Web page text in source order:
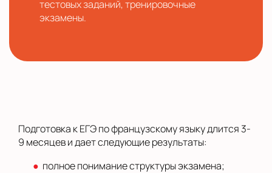
тестовых заданий, тренировочные
экзамены.
Подготовка к ЕГЭ по французскому языку длится 3-
9 месяцев и дает следующие результаты:
полное понимание структуры экзамена;